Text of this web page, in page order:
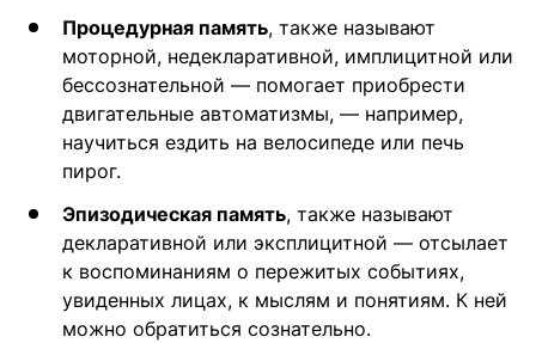
Процедурная память, также называют
моторной, недекларативной, имплицитной или
бессознательной — помогает приобрести
двигательные автоматизмы, — например,
научиться ездить на велосипеде или печь
пирог.
Эпизодическая память, также называют
декларативной или эксплицитной — отсылает
к воспоминаниям о пережитых событиях,
увиденных лицах, к мыслям и понятиям. К ней
можно обратиться сознательно.